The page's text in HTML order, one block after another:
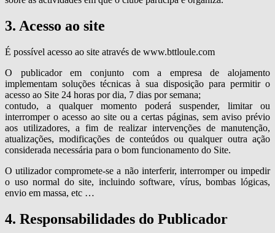
3. Acesso ao site
É possível acesso ao site através de www.bttloule.com
O publicador em conjunto com a empresa de alojamento
implementam soluções técnicas à sua disposição para permitir o
acesso ao Site 24 horas por dia, 7 dias por semana;
contudo, a qualquer momento poderá suspender, limitar ou
interromper o acesso ao site ou a certas páginas, sem aviso prévio
aos utilizadores, a fim de realizar intervenções de manutenção,
atualizações, modificações de conteúdos ou qualquer outra ação
considerada necessária para o bom funcionamento do Site.
O utilizador compromete-se a não interferir, interromper ou impedir
o uso normal do site, incluindo software, vírus, bombas lógicas,
envio em massa, etc …
4. Responsabilidades do Publicador